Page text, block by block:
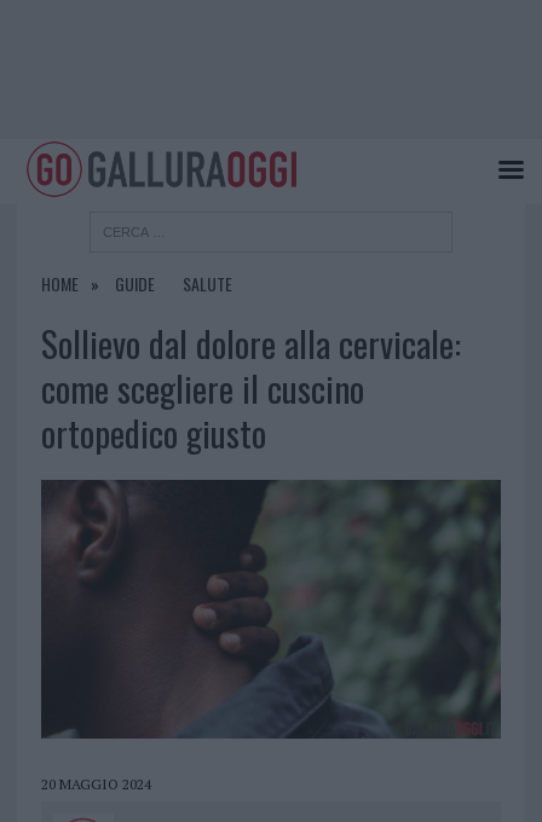
HOME GUIDE SALUTE
Sollievo dal dolore alla cervicale:
come scegliere il cuscino
ortopedico giusto
20 MAGGIO 2024